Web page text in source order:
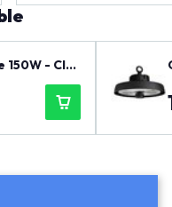
- Clas
- 192 Lm/W